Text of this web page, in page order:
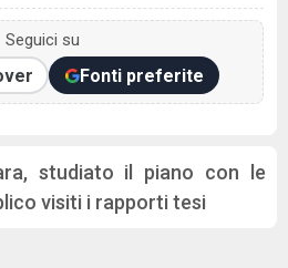
Seguici su
Fonti preferite
studiato il piano con le
visiti i rapporti tesi